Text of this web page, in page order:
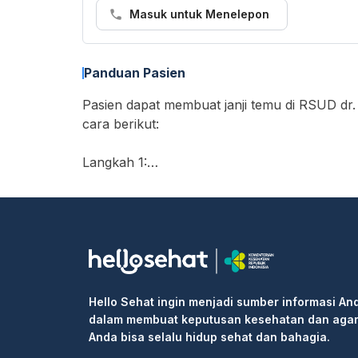
Masuk untuk Menelepon
Panduan Pasien
Pasien dapat membuat janji temu di RSUD
cara berikut:
Langkah 1:
• Masukkan "RSUD dr. Dradjat
• Isi informasi pribadi Anda dan selesaikan
Langkah 2: Pergi ke rumah sakit atau klinik
informasi pemesanan kepada resepsionis/
Langkah 3: Masuk ke klinik untuk
Hello Sehat ingin menjadi sumber informasi
dalam membuat keputusan kesehatan dan agar
Anda bisa selalu hidup sehat dan bahagia.